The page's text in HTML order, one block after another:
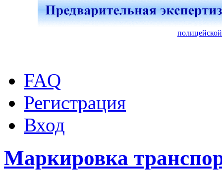
FAQ
Регистрация
Вход
Маркировка